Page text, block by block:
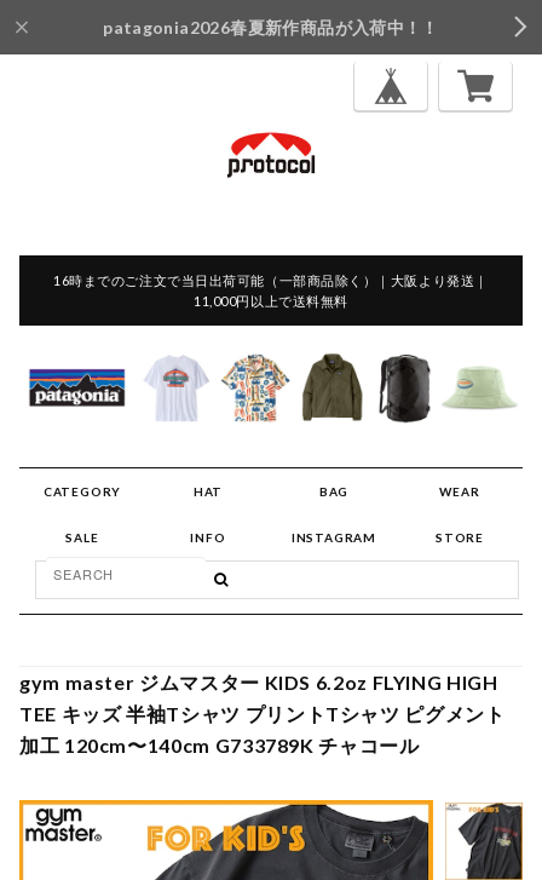
patagonia2026春夏新作商品が入荷中！！
16時までのご注文で当日出荷可能（一部商品除く）｜大阪より発送｜
11,000円以上で送料無料
CATEGORY HAT BAG WEAR
SALE INFO INSTAGRAM STORE
gym master ジムマスター KIDS 6.2oz FLYING HIGH
TEE キッズ 半袖Tシャツ プリントTシャツ ピグメント
加工 120cm〜140cm G733789K チャコール